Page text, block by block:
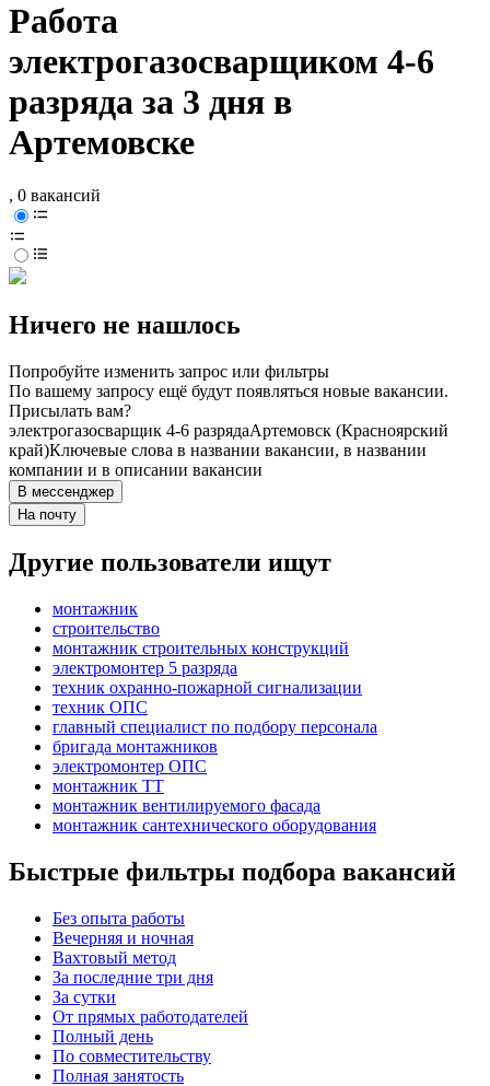
Работа
электрогазосварщиком 4-6
разряда за 3 дня в
Артемовске
, 0 вакансий
Ничего не нашлось
Попробуйте изменить запрос или фильтры
По вашему запросу ещё будут появляться новые вакансии.
Присылать вам?
электрогазосварщик 4-6 разрядаАртемовск (Красноярский
край)Ключевые слова в названии вакансии, в названии
компании и в описании вакансии
В мессенджер
На почту
Другие пользователи ищут
монтажник
строительство
монтажник строительных конструкций
электромонтер 5 разряда
техник охранно-пожарной сигнализации
техник ОПС
главный специалист по подбору персонала
бригада монтажников
электромонтер ОПС
монтажник ТТ
монтажник вентилируемого фасада
монтажник сантехнического оборудования
Быстрые фильтры подбора вакансий
Без опыта работы
Вечерняя и ночная
Вахтовый метод
За последние три дня
За сутки
От прямых работодателей
Полный день
По совместительству
Полная занятость